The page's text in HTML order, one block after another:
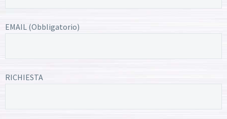
EMAIL (Obbligatorio)
RICHIESTA